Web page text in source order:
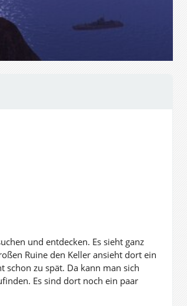
und entdecken. Es sieht ganz
Ruine den Keller ansieht dort ein
schon zu spät. Da kann man sich
Es sind dort noch ein paar